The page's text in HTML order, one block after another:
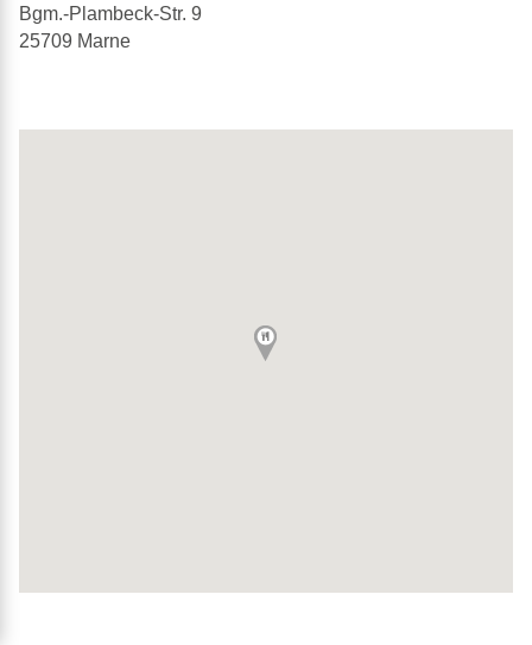
Bgm.-Plambeck-Str. 9
25709 Marne